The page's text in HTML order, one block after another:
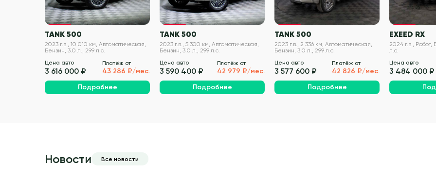
VIN проверен
TANK 500
2023 г.в., 10 010 км, Автоматическая,
Бензин, 3.0 л., 299 л.с.
Цена авто
3 616 000 ₽
Платёж от
43 286 ₽/мес.
Подробнее
VIN проверен
TANK 500
2023 г.в., 5 300 км, Автоматическая,
Бензин, 3.0 л., 299 л.с.
Цена авто
3 590 400 ₽
Платёж от
42 979 ₽/мес.
Подробнее
TANK 500
2023 г.в., 2 336 км, Автоматическая,
Бензин, 3.0 л., 299 л.с.
Цена авто
3 577 600 ₽
Платёж от
42 826 ₽/мес.
Подробнее
EXEED RX
2024 г.в., Робот,
л.с.
Цена авто
3 484 000 ₽
Новости Все новости